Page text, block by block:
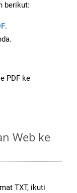
berikut:
.
PDF ke
Web ke
TXT, ikuti